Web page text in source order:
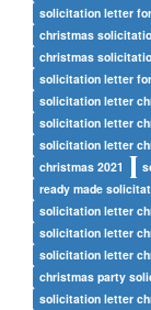
solicitation letter
christmas
christmas
solicitation letter
solicitation letter
solicitation letter
solicitation letter
christmas 2021
ready made
solicitation letter
solicitation letter
solicitation letter
christmas party
solicitation letter